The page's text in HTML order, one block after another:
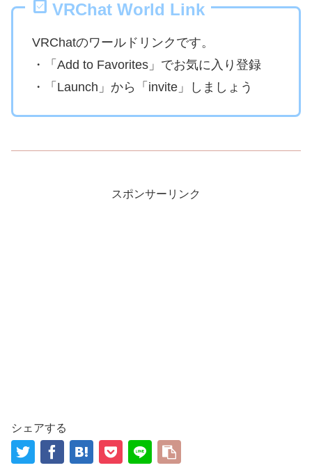
VRChat World Link
VRChatのワールドリンクです。
・「Add to Favorites」でお気に入り登録
・「Launch」から「invite」しましょう
スポンサーリンク
シェアする